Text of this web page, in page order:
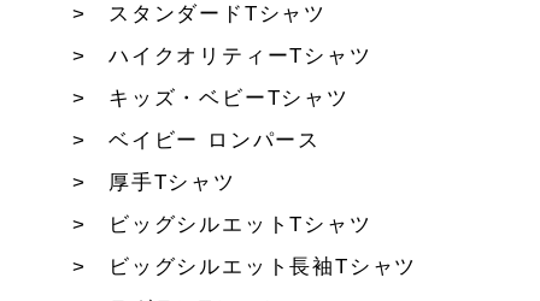
スタンダードTシャツ
ハイクオリティーTシャツ
キッズ・ベビーTシャツ
ベイビー ロンパース
厚手Tシャツ
ビッグシルエットTシャツ
ビッグシルエット長袖Tシャツ